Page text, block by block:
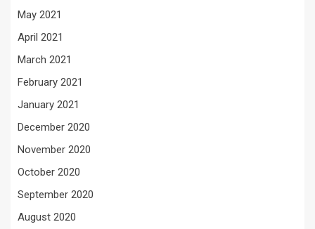
May 2021
April 2021
March 2021
February 2021
January 2021
December 2020
November 2020
October 2020
September 2020
August 2020